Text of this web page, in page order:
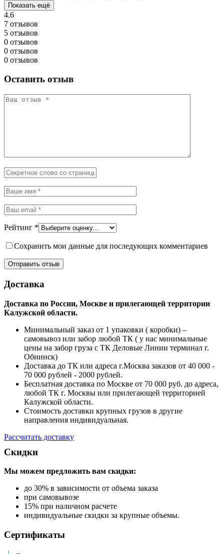
Показать ещё
4.6
7 отзывов
5 отзывов
0 отзывов
0 отзывов
0 отзывов
Оставить отзыв
Рейтинг *
Сохранить мои данные для последующих комментариев
Доставка
Доставка по России, Москве и прилегающей территории
Калужской области.
Минимальный заказ от 1 упаковки ( коробки) –
самовывоз или забор любой ТК ( у нас минимальные
цены на забор груза с ТК Деловые Линии терминал г.
Обнинск)
Доставка до ТК или адреса г.Москва заказов от 40 000 -
70 000 рублей - 2000 рублей.
Бесплатная доставка по Москве от 70 000 руб. до адреса,
любой ТК г. Москвы или прилегающей территорией
Калужской области.
Стоимость доставки крупных грузов в другие
направления индивидуальная.
Рассчитать доставку
Скидки
Мы можем предложить вам скидки:
до 30% в зависимости от объема заказа
при самовывозе
15% при наличном расчете
индивидуальные скидки за крупные объемы.
Сертификаты